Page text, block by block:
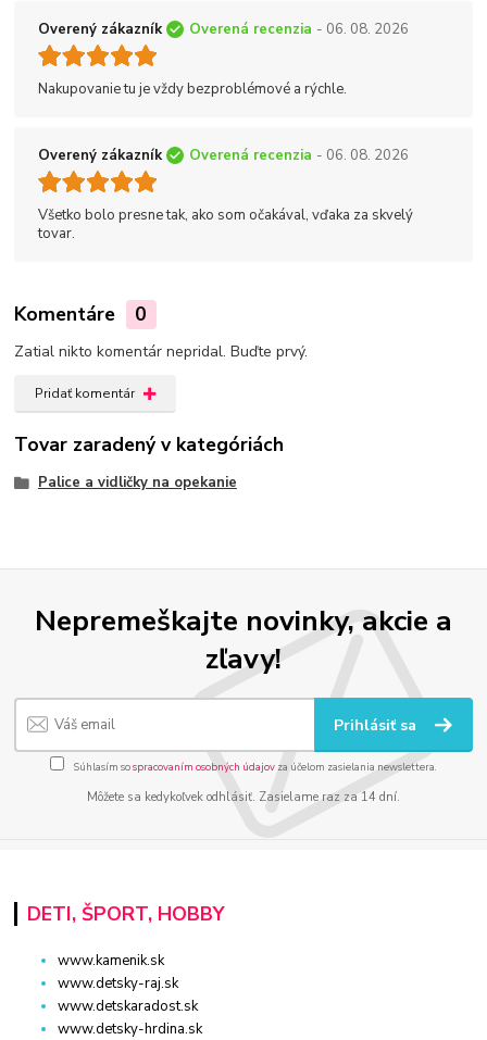
Overený zákazník Overená recenzia - 06. 08. 2026
Nakupovanie tu je vždy bezproblémové a rýchle.
Overený zákazník Overená recenzia - 06. 08. 2026
Všetko bolo presne tak, ako som očakával, vďaka za skvelý
tovar.
Komentáre 0
Zatial nikto komentár nepridal. Buďte prvý.
Pridať komentár
Tovar zaradený v kategóriách
Palice a vidličky na opekanie
Nepremeškajte novinky, akcie a
zľavy!
Prihlásiť sa
Súhlasím sospracovaním osobných údajov za účelom zasielania newslettera.
Môžete sa kedykoľvek odhlásiť. Zasielame raz za 14 dní.
DETI, ŠPORT, HOBBY
www.kamenik.sk
www.detsky-raj.sk
www.detskaradost.sk
www.detsky-hrdina.sk